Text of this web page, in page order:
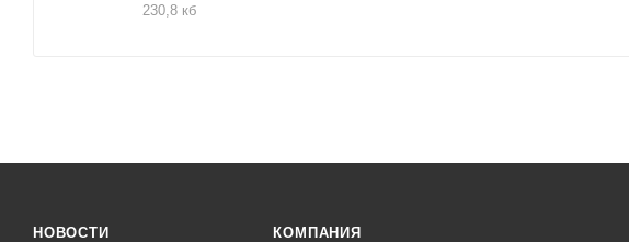
230,8 кб
НОВОСТИ КОМПАНИЯ